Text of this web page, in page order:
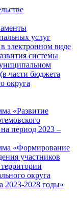
услуг
электронном виде
системы
части бюджета
округа
«Развитие
период 2023 –
«Формирование
участников
округа
2023-2028 годы»